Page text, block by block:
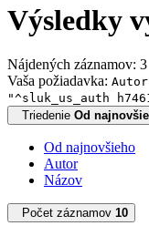
Výsledky
Nájdených záznamov: 3
Vaša požiadavka:
"^sluk_us_auth
Triedenie Od
Od najnovšieho
Autor
Názov
Počet záznamov 10